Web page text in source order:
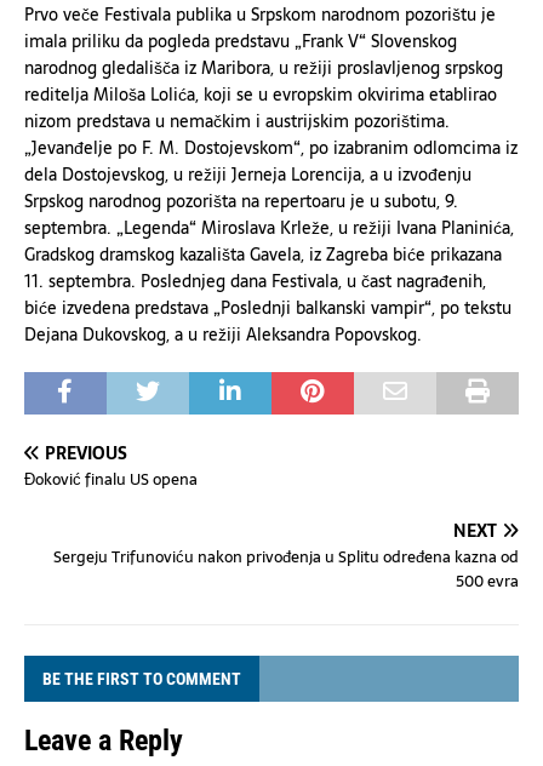
Prvo veče Festivala publika u Srpskom narodnom pozorištuje
imala priliku da pogleda predstavu „Frank V“ Slovenskog
narodnog gledališča iz Maribora, u režiji proslavljenog srpskog
reditelja Miloša Lolića, koji se u evropskim okvirima etablirao
nizom predstava u nemačkim i austrijskim pozorištima.
„Jevanđelje po F. M. Dostojevskom“, po izabranim odlomcima iz
dela Dostojevskog, u režiji Jerneja Lorencija, a u izvođenju
Srpskog narodnog pozorišta na repertoaru je u subotu, 9.
septembra. „Legenda“ Miroslava Krleže, u režiji Ivana Planinića,
Gradskog dramskog kazališta Gavela, iz Zagreba biće prikazana
11. septembra. Poslednjeg dana Festivala, u čast nagrađenih,
biće izvedena predstava „Poslednji balkanski vampir“, po tekstu
Dejana Dukovskog, a u režiji Aleksandra Popovskog.
PREVIOUS
Đoković finalu US opena
NEXT
Sergeju Trifunoviću nakon privođenja u Splitu određena kazna od
500 evra
BE THE FIRST TO COMMENT
Leave a Reply